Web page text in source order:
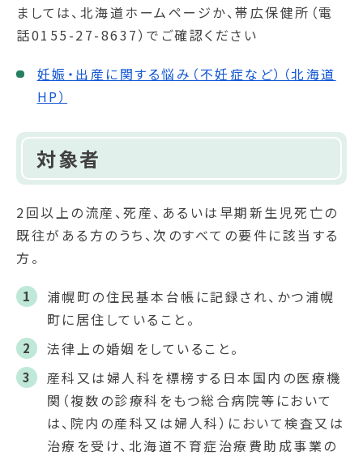
ましては、北海道ホームページか、帯広保健所（電
話0155-27-8637）でご確認ください
妊娠・出産に関する悩み（不妊症など）（北海道
HP）
対象者
2回以上の流産、死産、あるいは早期新生児死亡の
既往がある方のうち、次のすべての要件に該当する
方。
浦幌町の住民基本台帳に記録され、かつ浦幌
町に居住していること。
法律上の婚姻をしていること。
産科又は婦人科を標榜する日本国内の医療機
関（複数の診療科をもつ総合病院等において
は、院内の産科又は婦人科）において検査又は
治療を受け、北海道不育症治療費助成事業の